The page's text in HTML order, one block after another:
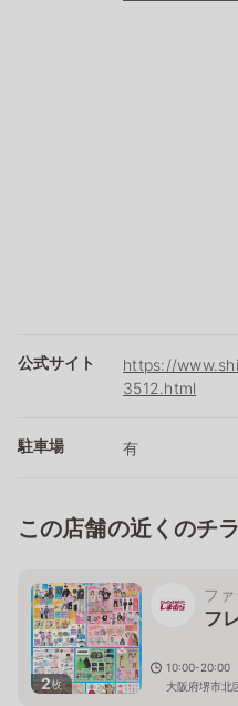
公式サイト
https://
3512.html
駐車場 有
この店舗の近くのチ
2枚
フ
フ
10:00-20:00
大阪府堺市北